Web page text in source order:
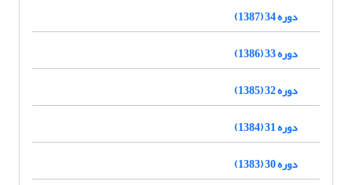
دوره 34 (1387)
دوره 33 (1386)
دوره 32 (1385)
دوره 31 (1384)
دوره 30 (1383)